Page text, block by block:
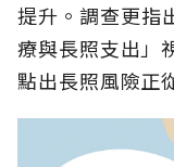
提升。調查更指
療與長照支出」
點出長照風險正